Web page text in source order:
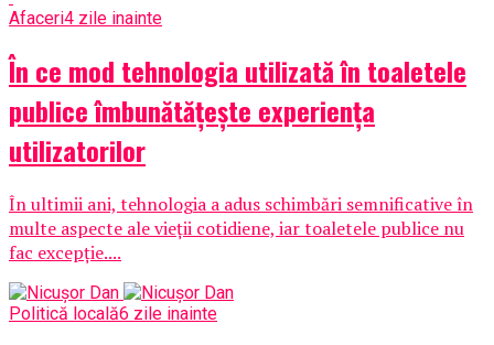
Afaceri4 zile inainte
În ce mod tehnologia utilizată în toaletele
publice îmbunătățește experiența
utilizatorilor
În ultimii ani, tehnologia a adus schimbări semnificative în
multe aspecte ale vieții cotidiene, iar toaletele publice nu
fac excepție....
Politică locală6 zile inainte